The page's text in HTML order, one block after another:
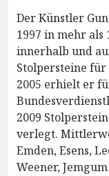
Der Künstler
1997 in mehr als
innerhalb und
Stolpersteine
2005 erhielt er
2009
verlegt.
Emden, Esens,
Weener,